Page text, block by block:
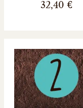
32,40 €